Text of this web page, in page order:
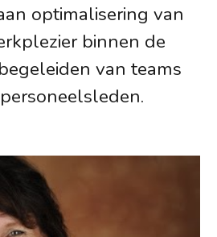
optimalisering van
binnen de
van teams